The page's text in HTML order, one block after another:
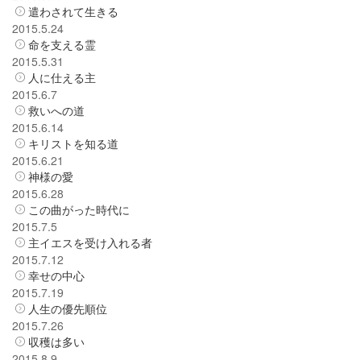
遣わされて生きる
2015.5.24
命を支える霊
2015.5.31
人に仕える主
2015.6.7
救いへの道
2015.6.14
キリストを知る道
2015.6.21
神様の愛
2015.6.28
この曲がった時代に
2015.7.5
主イエスを受け入れる者
2015.7.12
幸せの中心
2015.7.19
人生の優先順位
2015.7.26
収穫は多い